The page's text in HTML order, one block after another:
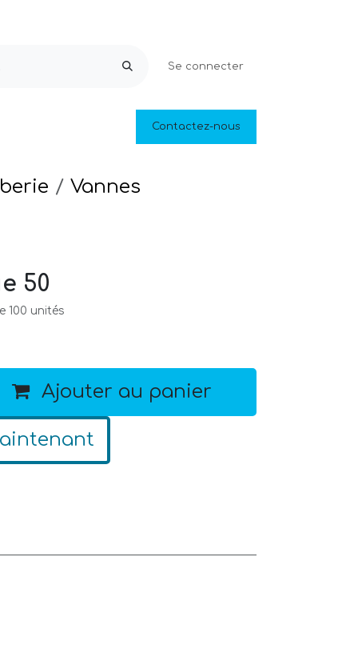
Se connecter
Piscines naturelles
Contactez-nous
Vannes
50
100 unités
Ajouter au panier